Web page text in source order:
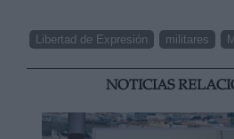
Libertad de Expresión militares
NOTICIAS